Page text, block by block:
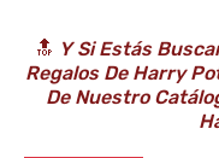
🔝 Y Si Estás
Regalos De Harry
De Nuestro